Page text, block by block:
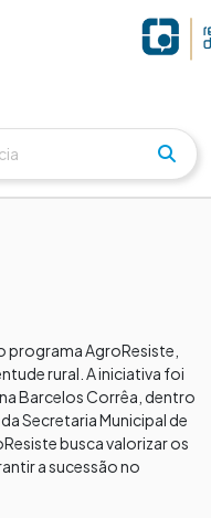
programa AgroResiste,
rural. A iniciativa foi
Barcelos Corrêa, dentro
Secretaria Municipal de
busca valorizar os
a sucessão no